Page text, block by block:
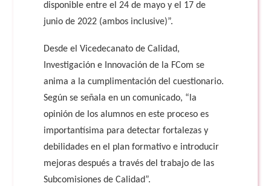
disponible entre el 24 de mayo y el 17 de
junio de 2022 (ambos inclusive)”.
Desde el Vicedecanato de Calidad,
Investigación e Innovación de la FCom se
anima a la cumplimentación del cuestionario.
Según se señala en un comunicado, “la
opinión de los alumnos en este proceso es
importantísima para detectar fortalezas y
debilidades en el plan formativo e introducir
mejoras después a través del trabajo de las
Subcomisiones de Calidad”.